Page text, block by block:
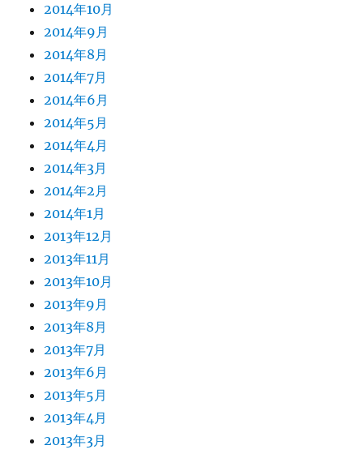
2014年10月
2014年9月
2014年8月
2014年7月
2014年6月
2014年5月
2014年4月
2014年3月
2014年2月
2014年1月
2013年12月
2013年11月
2013年10月
2013年9月
2013年8月
2013年7月
2013年6月
2013年5月
2013年4月
2013年3月